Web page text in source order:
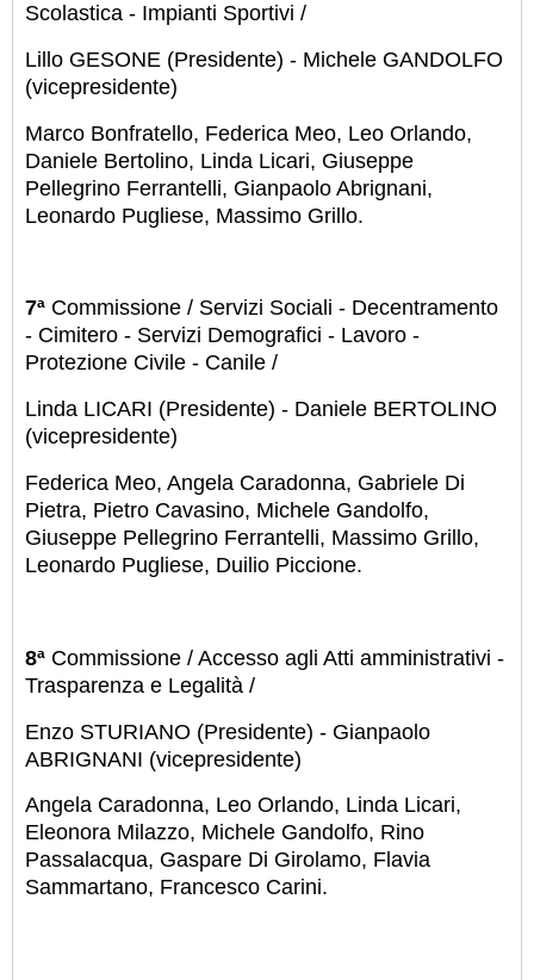
Scolastica - Impianti Sportivi /
Lillo GESONE (Presidente) - Michele GANDOLFO
(vicepresidente)
Marco Bonfratello, Federica Meo, Leo Orlando,
Daniele Bertolino, Linda Licari, Giuseppe
Pellegrino Ferrantelli, Gianpaolo Abrignani,
Leonardo Pugliese, Massimo Grillo.
7ª Commissione / Servizi Sociali - Decentramento
- Cimitero - Servizi Demografici - Lavoro -
Protezione Civile - Canile /
Linda LICARI (Presidente) - Daniele BERTOLINO
(vicepresidente)
Federica Meo, Angela Caradonna, Gabriele Di
Pietra, Pietro Cavasino, Michele Gandolfo,
Giuseppe Pellegrino Ferrantelli, Massimo Grillo,
Leonardo Pugliese, Duilio Piccione.
8ª Commissione / Accesso agli Atti amministrativi -
Trasparenza e Legalità /
Enzo STURIANO (Presidente) - Gianpaolo
ABRIGNANI (vicepresidente)
Angela Caradonna, Leo Orlando, Linda Licari,
Eleonora Milazzo, Michele Gandolfo, Rino
Passalacqua, Gaspare Di Girolamo, Flavia
Sammartano, Francesco Carini.